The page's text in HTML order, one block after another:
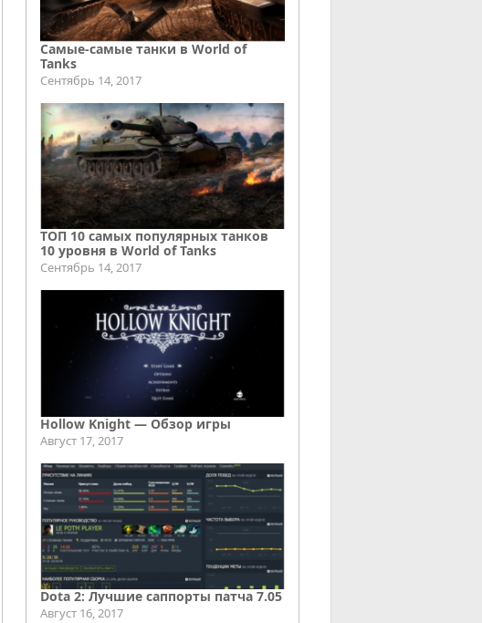
Самые-самые танки в World of
Tanks
Сентябрь 14, 2017
ТОП 10 самых популярных танков
10 уровня в World of Tanks
Сентябрь 14, 2017
Hollow Knight — Обзор игры
Август 17, 2017
Dota 2: Лучшие саппорты патча 7.05
Август 16, 2017